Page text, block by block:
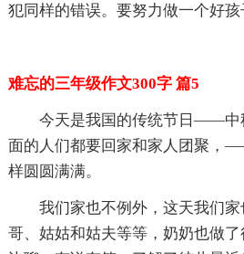
犯同样的错误。要努力做一个好孩
难忘的三年级作文300字 篇5
今天是我国的传统节日——中
面的人们都要回家和家人团聚，
样圆圆满满。
我们家也不例外，这天我们
哥、姑姑和姑夫等等，奶奶也做